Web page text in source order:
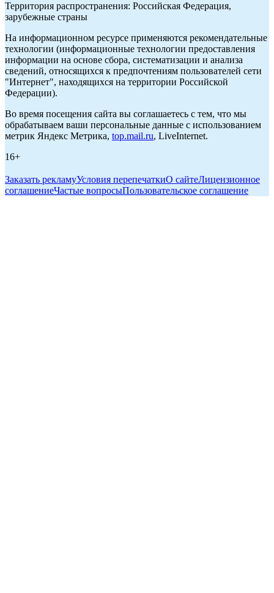
Территория распространения: Российская Федерация,
зарубежные страны
На информационном ресурсе применяются рекомендательные
технологии (информационные технологии предоставления
информации на основе сбора, систематизации и анализа
сведений, относящихся к предпочтениям пользователей сети
"Интернет", находящихся на территории Российской
Федерации).
Во время посещения сайта вы соглашаетесь с тем, что мы
обрабатываем ваши персональные данные с использованием
метрик Яндекс Метрика, top.mail.ru, LiveInternet.
16+
Заказать рекламуУсловия перепечаткиО сайтеЛицензионное
соглашениеЧастые вопросыПользовательское соглашение